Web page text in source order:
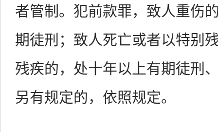
者管制。犯前款罪，致人重伤
期徒刑；致人死亡或者以特别
残疾的，处十年以上有期徒刑
另有规定的，依照规定。